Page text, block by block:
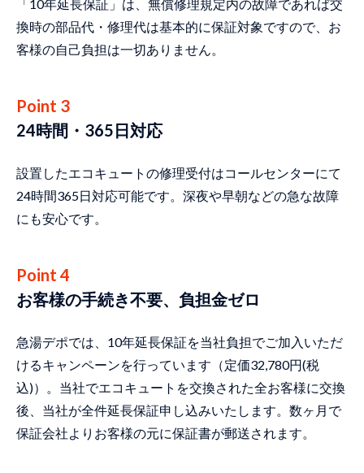
「10年延長保証」は、無償修理規定内の故障であれば交
換時の部品代・修理代は基本的に保証対象ですので、お
客様の自己負担は一切ありません。
Point 3
24時間・365日対応
設置したエコキュートの修理受付はコールセンターにて
24時間365日対応可能です。深夜や早朝などの急な故障
にも安心です。
Point 4
お客様の手続き不要、負担金ゼロ
急湯デポでは、10年延長保証を当社負担でご加入いただ
けるキャンペーンを行っています（定価32,780円(税
込)）。当社でエコキュートを交換された全お客様に交換
後、当社が全件延長保証申し込みいたします。数ヶ月で
保証会社よりお客様の元に保証書が郵送されます。